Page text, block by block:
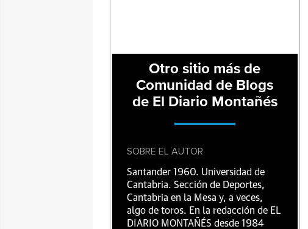
Otro sitio más de
Comunidad de Blogs
de El Diario Montañés
SOBRE EL AUTOR
Santander 1960. Universidad de
Cantabria. Sección de Deportes,
Cantabria en la Mesa y, a veces,
algo de toros. En la redacción de EL
DIARIO MONTAÑÉS desde 1984